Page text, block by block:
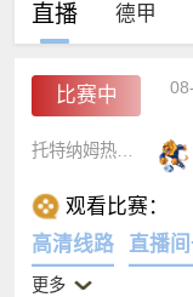
直播 德甲
比赛中
观看比赛：
高清线路
直播
更多